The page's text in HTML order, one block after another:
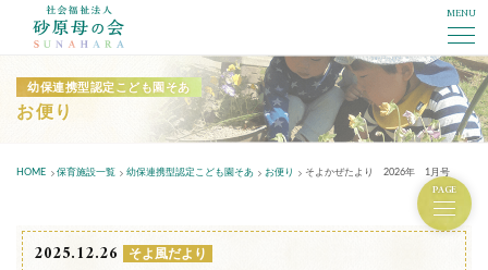
MENU
幼保連携型認定こども園そあ
お便り
HOME 保育施設一覧 幼保連携型認定こども園そあ お便り そよかぜたより 2026年 1月号
PAGE
2025.12.26 そよ風だより